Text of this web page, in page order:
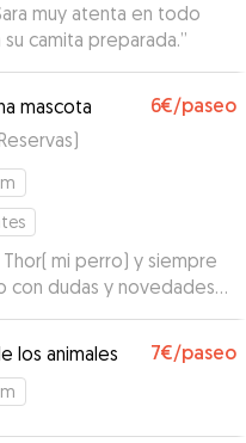
muy atenta en todo
camita preparada.”
mascota 6€/paseo
)
mi perro) y siempre
con dudas y novedades
de mi perrete de
los animales 7€/paseo